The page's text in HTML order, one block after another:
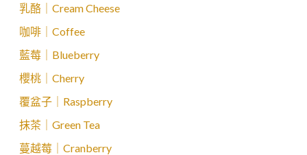
乳酪｜Cream Cheese
咖啡｜Coffee
藍莓｜Blueberry
櫻桃｜Cherry
覆盆子｜Raspberry
抹茶｜Green Tea
蔓越莓｜Cranberry